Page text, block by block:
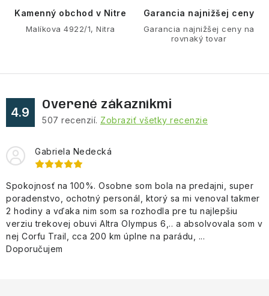
v
p
i
u
Kamenný obchod v Nitre
Malíkova 4922/1, Nitra
Garancia najnižšej ceny
Garancia najnižšej ceny na
rovnaký tovar
4.9
Overené zákazníkmi
507 recenzií. Zobraziť všetky recenzie
Gabriela Nedecká
Spokojnosť na 100%. Osobne som bola na predajni, super
poradenstvo, ochotný personál, ktorý sa mi venoval takmer
2 hodiny a vďaka nim som sa rozhodla pre tu najlepšiu
verziu trekovej obuvi Altra Olympus 6,.. a absolvovala som v
nej Corfu Trail, cca 200 km úplne na parádu, ...
Doporučujem